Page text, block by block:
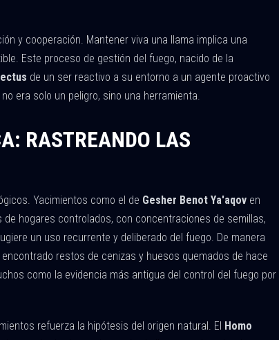
y cooperación. Mantener viva una llama implica una
Este proceso de gestión del fuego, nacido de la
de un ser reactivo a su entorno a un agente proactivo
era solo un peligro, sino una herramienta.
RASTREANDO LAS
Yacimientos como el de Gesher Benot Ya'aqov en
hogares controlados, con concentraciones de semillas,
un uso recurrente y deliberado del fuego. De manera
restos de cenizas y huesos quemados de hace
como la evidencia más antigua del control del fuego por
refuerza la hipótesis del origen natural. El Homo